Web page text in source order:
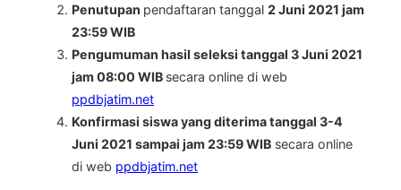
Penutupan pendaftaran tanggal 2 Juni 2021 jam
23:59 WIB
Pengumuman hasil seleksi tanggal 3 Juni 2021
jam 08:00 WIB secara online di web
ppdbjatim.net
Konfirmasi siswa yang diterima tanggal 3-4
Juni 2021 sampai jam 23:59 WIB secara online
di web ppdbjatim.net